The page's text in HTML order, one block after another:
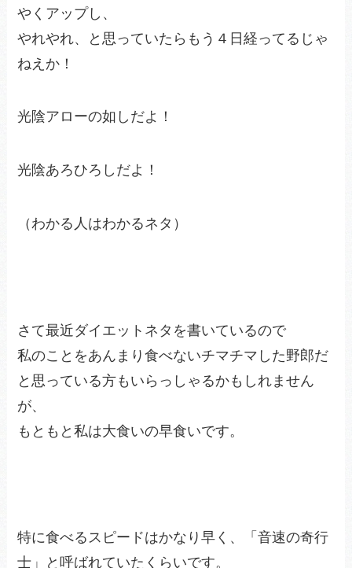
やくアップし、
やれやれ、と思っていたらもう４日経ってるじゃ
ねえか！
光陰アローの如しだよ！
光陰あろひろしだよ！
（わかる人はわかるネタ）
さて最近ダイエットネタを書いているので
私のことをあんまり食べないチマチマした野郎だ
と思っている方もいらっしゃるかもしれません
が、
もともと私は大食いの早食いです。
特に食べるスピードはかなり早く、「音速の奇行
士」と呼ばれていたくらいです。